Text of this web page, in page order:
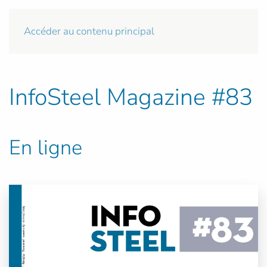
Accéder au contenu principal
InfoSteel Magazine #83
En ligne